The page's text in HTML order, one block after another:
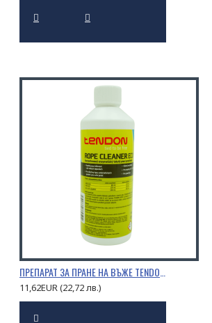
11,62EUR (22,72 лв.)